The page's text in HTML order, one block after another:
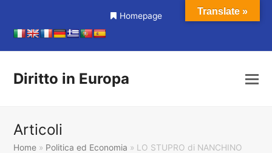
Homepage
Diritto in Europa
Articoli
Home » Politica ed Economia » LO STUPRO di NANCHINO
Translate »